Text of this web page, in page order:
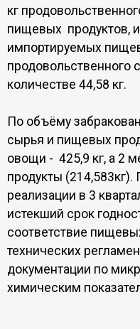
кг
пищевых продуктов,
импортируемых
продовольственного
количестве 44,58 кг.
По объёму
сырья и пищевых
овощи - 425,9 кг, а 2
продукты
реализации в 3
истекший срок
соответствие
технических
документации по
химическим